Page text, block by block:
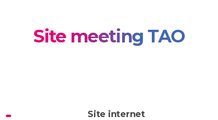
Site meeting TAO
Site internet